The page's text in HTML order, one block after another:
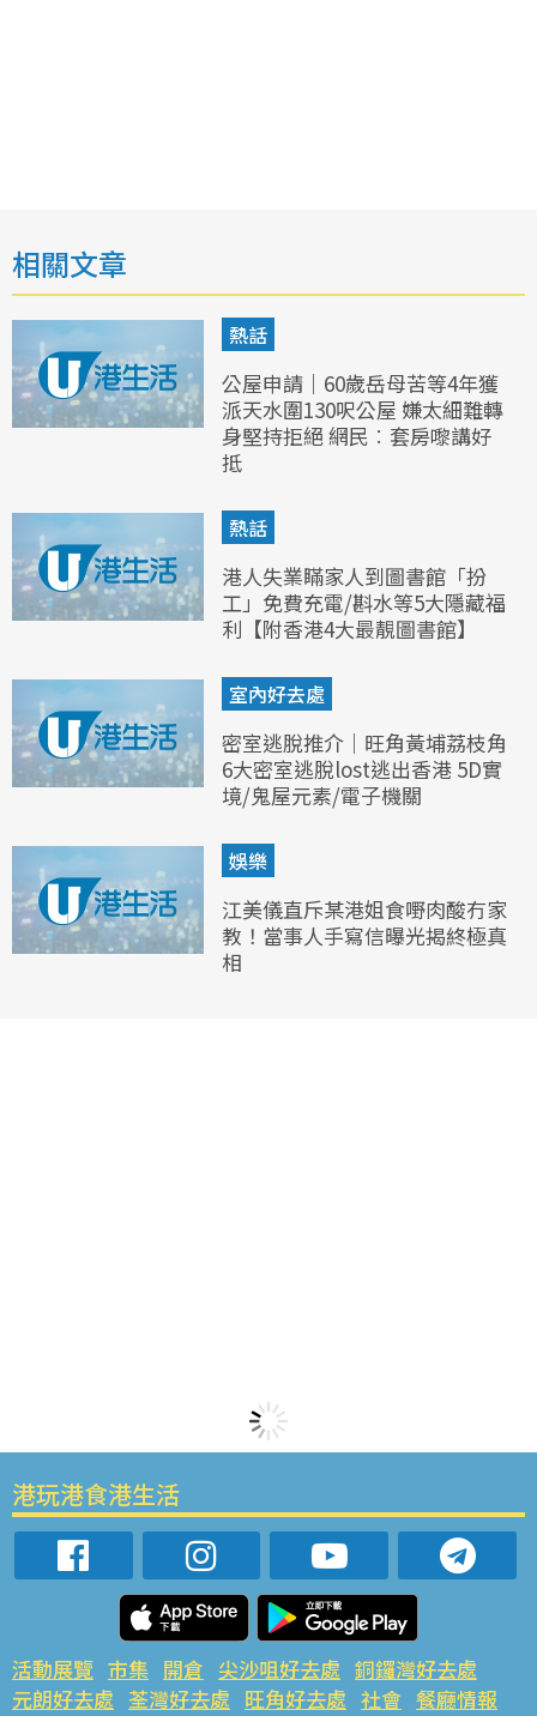
相關文章
熱話
公屋申請｜60歲岳母苦等4年獲
派天水圍130呎公屋 嫌太細難轉
身堅持拒絕 網民︰套房嚟講好
抵
熱話
港人失業瞞家人到圖書館「扮
工」免費充電/斟水等5大隱藏福
利【附香港4大最靚圖書館】
室內好去處
密室逃脫推介｜旺角黃埔荔枝角
6大密室逃脫lost逃出香港 5D實
境/鬼屋元素/電子機關
娛樂
江美儀直斥某港姐食嘢肉酸冇家
教！當事人手寫信曝光揭終極真
相
港玩港食港生活
活動展覽 市集 開倉 尖沙咀好去處 銅鑼灣好去處
元朗好去處 荃灣好去處 旺角好去處 社會 餐廳情報